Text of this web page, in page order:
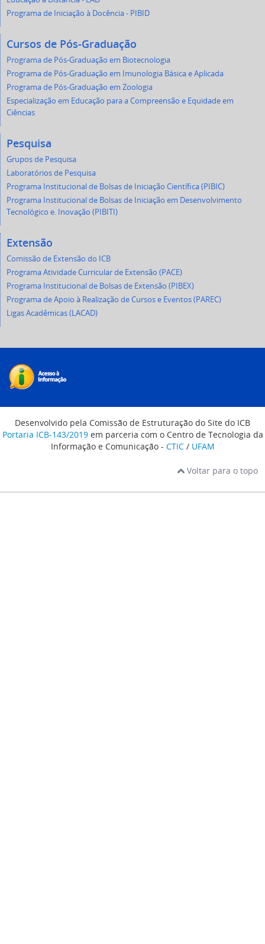
Programa de Iniciação à Docência - PIBID
Cursos de Pós-Graduação
Programa de Pós-Graduação em Biotecnologia
Programa de Pós-Graduação em Imunologia Básica e Aplicada
Programa de Pós-Graduação em Zoologia
Especialização em Educação para a Compreensão e Equidade em
Ciências
Pesquisa
Grupos de Pesquisa
Laboratórios de Pesquisa
Programa Institucional de Bolsas de Iniciação Científica (PIBIC)
Programa Institucional de Bolsas de Iniciação em Desenvolvimento
Tecnológico e. Inovação (PIBITI)
Extensão
Comissão de Extensão do ICB
Programa Atividade Curricular de Extensão (PACE)
Programa Institucional de Bolsas de Extensão (PIBEX)
Programa de Apoio à Realização de Cursos e Eventos (PAREC)
Ligas Acadêmicas (LACAD)
Desenvolvido pela Comissão de Estruturação do Site do ICB
Portaria ICB-143/2019em parceria com o Centro de Tecnologia da
Informação e Comunicação - CTIC/ UFAM
Voltar para o topo